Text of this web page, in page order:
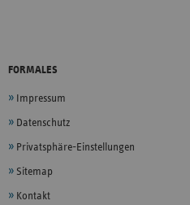
FORMALES
Impressum
Datenschutz
Privatsphäre-Einstellungen
Sitemap
Kontakt